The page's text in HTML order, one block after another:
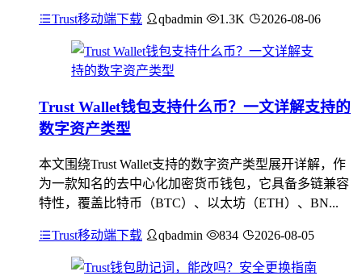
Trust移动端下载 qbadmin 1.3K 2026-08-06
Trust Wallet钱包支持什么币？一文详解支持的
数字资产类型
本文围绕Trust Wallet支持的数字资产类型展开详解，作
为一款知名的去中心化加密货币钱包，它具备多链兼容
特性，覆盖比特币（BTC）、以太坊（ETH）、BN...
Trust移动端下载 qbadmin 834 2026-08-05